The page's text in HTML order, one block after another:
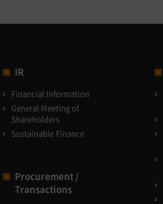
IR
Financial Information
General Meeting of
Shareholders
Sustainable Finance
Procurement /
Transactions